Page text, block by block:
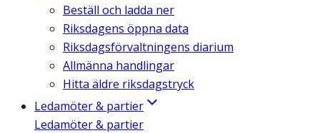
Beställ och ladda ner
Riksdagens öppna data
Riksdagsförvaltningens diarium
Allmänna handlingar
Hitta äldre riksdagstryck
Ledamöter & partier
Ledamöter & partier